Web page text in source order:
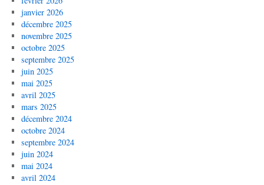
janvier 2026
décembre 2025
novembre 2025
octobre 2025
septembre 2025
juin 2025
mai 2025
avril 2025
mars 2025
décembre 2024
octobre 2024
septembre 2024
juin 2024
mai 2024
avril 2024